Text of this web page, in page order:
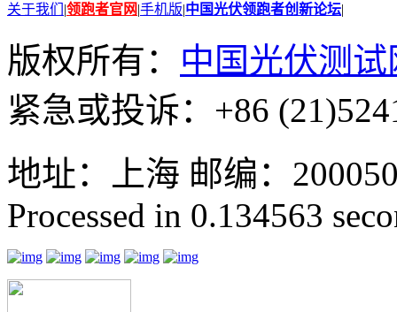
关于我们 |领跑者官网|手机版|中国光伏领跑者创新论坛|
版权所有： 中国光伏测试
紧急或投诉：+86
地址：上海 邮编：
Processed in 0.134563